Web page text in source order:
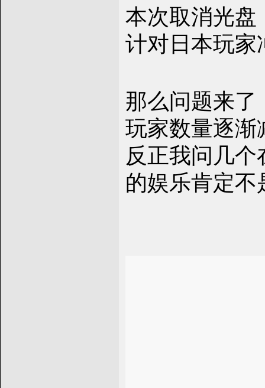
本次取消光
计对日本玩
那么问题来
玩家数量逐
反正我问几
的娱乐肯定